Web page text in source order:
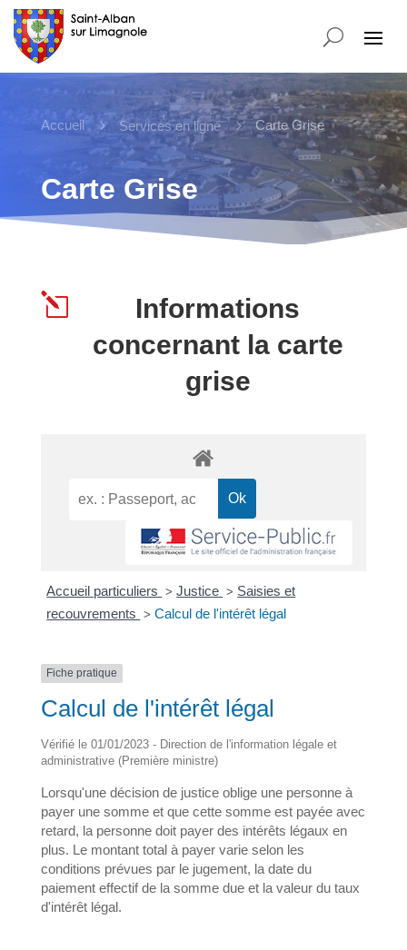
Accueil 5 Services en ligne 5 Carte Grise
Carte Grise
l
Informations
concernant la carte
grise
Accueil particuliers > Justice > Saisies et
recouvrements > Calcul de l'intérêt légal
Fiche pratique
Calcul de l'intérêt légal
Vérifié le 01/01/2023 - Direction de l'information légale et
administrative (Première ministre)
Lorsqu'une décision de justice oblige une personne à
payer une somme et que cette somme est payée avec
retard, la personne doit payer des intérêts légaux en
plus. Le montant total à payer varie selon les
conditions prévues par le jugement, la date du
paiement effectif de la somme due et la valeur du taux
d'intérêt légal.